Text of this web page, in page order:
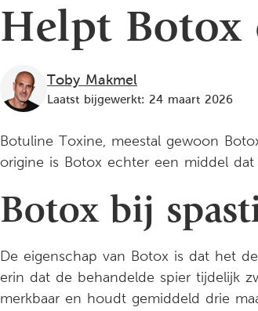
Helpt Botox
Toby Makmel
Laatst bijgewerkt: 24 maart 2026
Botuline Toxine, meestal gewoon
origine is Botox echter een middel
Botox bij
De eigenschap van Botox is dat het
erin dat de behandelde spier tijdelijk
merkbaar en houdt gemiddeld drie